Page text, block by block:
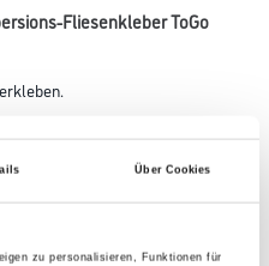
Über Cookies
zu personalisieren, Funktionen für
Fliesenkleber ToGo